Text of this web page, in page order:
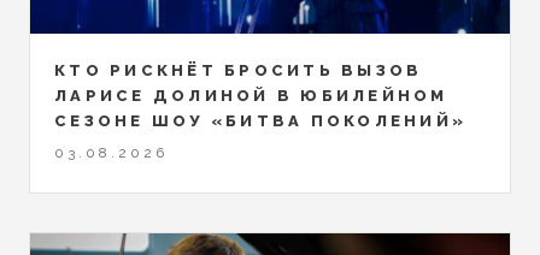
КТО РИСКНЁТ БРОСИТЬ ВЫЗОВ
ЛАРИСЕ ДОЛИНОЙ В ЮБИЛЕЙНОМ
СЕЗОНЕ ШОУ «БИТВА ПОКОЛЕНИЙ»
03.08.2026